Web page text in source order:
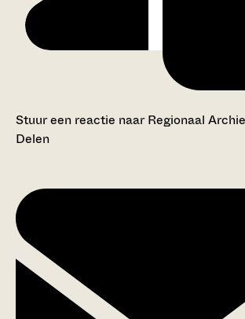
Stuur een reactie naar Regionaal
Delen